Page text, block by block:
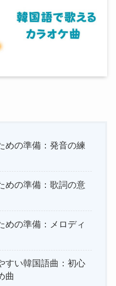
めの準備：発音の練
めの準備：歌詞の意
めの準備：メロディ
すい韓国語曲：初心
曲